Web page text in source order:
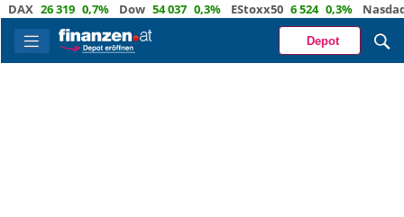
26 319 0,7% Dow 54 037 0,3% EStoxx50 6 524 0,3% Nasdaq
Depot